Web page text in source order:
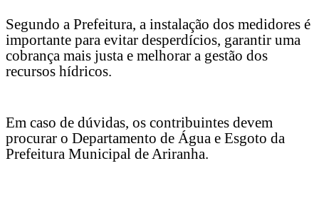
Segundo a Prefeitura, a instalação dos medidores é
importante para evitar desperdícios, garantir uma
cobrança mais justa e melhorar a gestão dos
recursos hídricos.
Em caso de dúvidas, os contribuintes devem
procurar o Departamento de Água e Esgoto da
Prefeitura Municipal de Ariranha.